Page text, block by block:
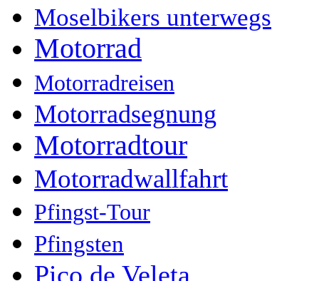
Moselbikers unterwegs
Motorrad
Motorradreisen
Motorradsegnung
Motorradtour
Motorradwallfahrt
Pfingst-Tour
Pfingsten
Pico de Veleta